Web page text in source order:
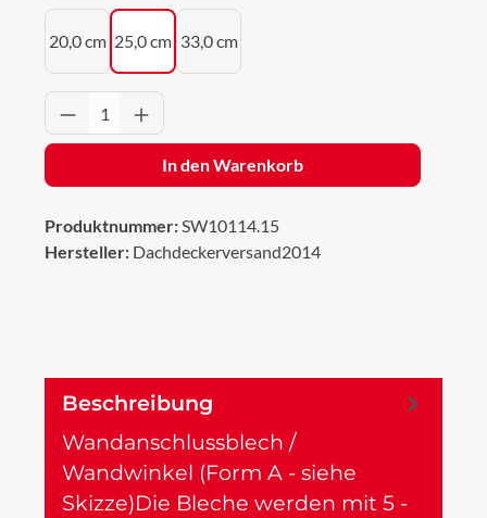
20,0 cm 25,0 cm 33,0 cm
Produkt Anzahl: Gib den gewünschten
In den Warenkorb
Produktnummer:SW10114.15
Hersteller: Dachdeckerversand2014
Beschreibung
Wandanschlussblech /
Wandwinkel (Form A - siehe
Skizze)Die Bleche werden mit 5 -